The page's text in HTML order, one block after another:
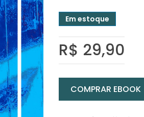
Em estoque
R$ 29,90
COMPRAR EBOOK